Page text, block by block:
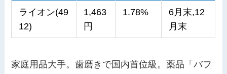
ライオン(49
12)
1,463
円
1.78%
6月末,12
月末
家庭用品大手。歯磨きで国内首位級。薬品「バフ